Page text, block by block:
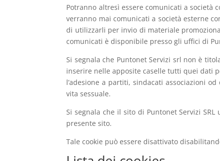
Potranno altresì essere comunicati a società
verranno mai comunicati a società esterne
di utilizzarli per invio di materiale
comunicati è disponibile presso gli uffici di
Si segnala che Puntonet Servizi srl non è
inserire nelle apposite caselle tutti quei dati
l’adesione a partiti, sindacati associazioni
vita sessuale.
Si segnala che il sito di Puntonet Servizi
presente sito.
Tale cookie può essere disattivato